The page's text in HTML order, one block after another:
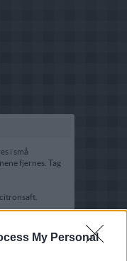
My Personal
i små
fjernes. Tag